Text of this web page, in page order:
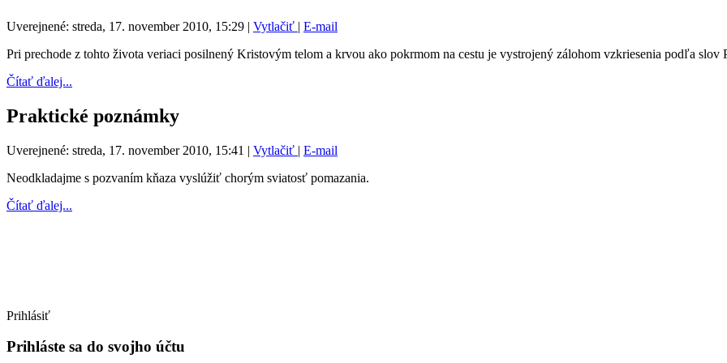
Uverejnené: streda, 17. november 2010, 15:29 | Vytlačiť | E-mail
Pri prechode z tohto života veriaci posilnený Kristovým telom a krvou ako pokrmom na cestu je vystrojený zálohom vzkriesenia podľa slov
Čítať ďalej...
Praktické poznámky
Uverejnené: streda, 17. november 2010, 15:41 | Vytlačiť | E-mail
Neodkladajme s pozvaním kňaza vyslúžiť chorým sviatosť pomazania.
Čítať ďalej...
Prihlásiť
Prihláste sa do svojho účtu